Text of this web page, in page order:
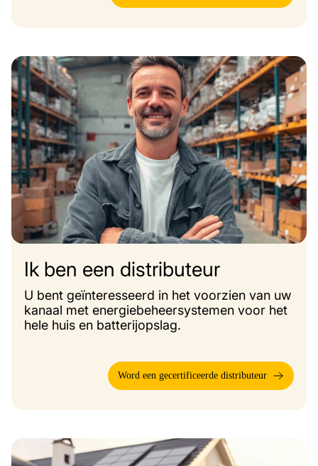
Ik ben een distributeur
U bent geïnteresseerd in het voorzien van uw
kanaal met energiebeheersystemen voor het
hele huis en batterijopslag.
Word een gecertificeerde distributeur